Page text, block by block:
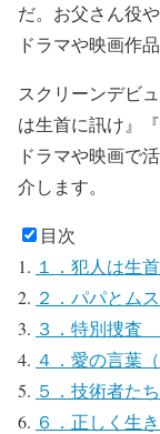
だ。お父さん役
ドラマや映画作
スクリーンデビ
は生首に訊け』
ドラマや映画で
介します。
目次
１．犯人は生
２．パパとム
３．特別捜査
４．愛の言葉（
５．技術者たち
６．正しく生